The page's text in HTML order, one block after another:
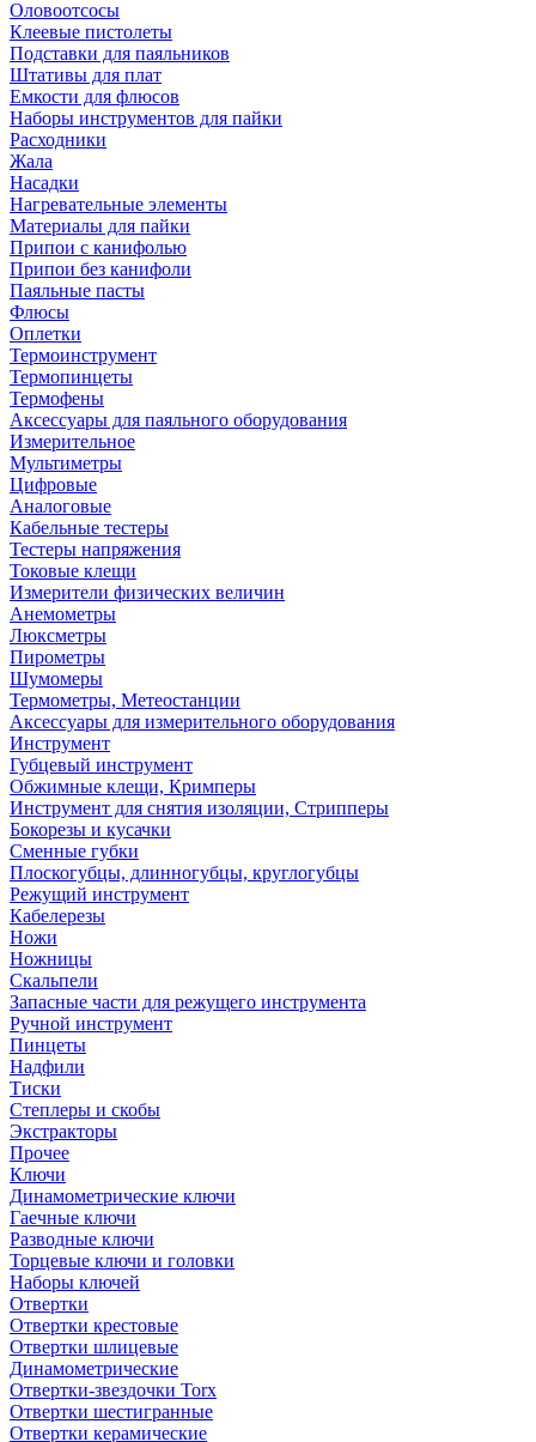
Оловоотсосы
Клеевые пистолеты
Подставки для паяльников
Штативы для плат
Емкости для флюсов
Наборы инструментов для пайки
Расходники
Жала
Насадки
Нагревательные элементы
Материалы для пайки
Припои с канифолью
Припои без канифоли
Паяльные пасты
Флюсы
Оплетки
Термоинструмент
Термопинцеты
Термофены
Аксессуары для паяльного оборудования
Измерительное
Мультиметры
Цифровые
Аналоговые
Кабельные тестеры
Тестеры напряжения
Токовые клещи
Измерители физических величин
Анемометры
Люксметры
Пирометры
Шумомеры
Термометры, Метеостанции
Аксессуары для измерительного оборудования
Инструмент
Губцевый инструмент
Обжимные клещи, Кримперы
Инструмент для снятия изоляции, Стрипперы
Бокорезы и кусачки
Сменные губки
Плоскогубцы, длинногубцы, круглогубцы
Режущий инструмент
Кабелерезы
Ножи
Ножницы
Скальпели
Запасные части для режущего инструмента
Ручной инструмент
Пинцеты
Надфили
Тиски
Степлеры и скобы
Экстракторы
Прочее
Ключи
Динамометрические ключи
Гаечные ключи
Разводные ключи
Торцевые ключи и головки
Наборы ключей
Отвертки
Отвертки крестовые
Отвертки шлицевые
Динамометрические
Отвертки-звездочки Torx
Отвертки шестигранные
Отвертки керамические